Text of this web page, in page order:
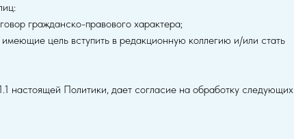
гражданско-правового характера;
цель вступить в редакционную коллегию и/или стать
настоящей Политики, дает согласие на обработку следующих